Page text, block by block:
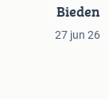
Bieden
27 jun 26